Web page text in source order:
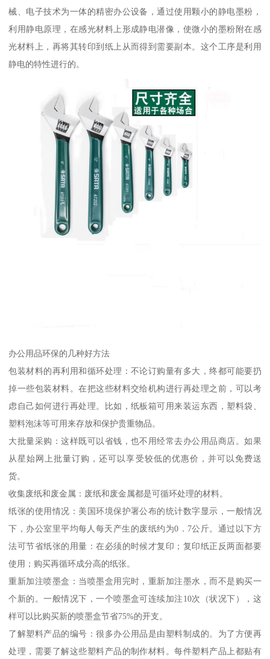
械、电子技术为一体的精密办公设备，通过使用颗小的静电墨粉，
利用静电原理，在感光材料上形成静电潜像，使微小的墨粉附在感
光材料上，再将其转印到纸上从而得到需要副本。这个工序是利用
静电的特性进行的。
办公用品环保的几种好方法
包装材料的再利用和循环处理：不论订购量有多大，终都可能要扔
掉一些包装材料。在把这些材料交给机构进行再处理之前，可以考
虑自己如何进行再处理。比如，纸板箱可用来装运东西，塑料袋、
塑料泡沫等可用来存放和保护贵重物品。
大批量采购：这样既可以省钱，也不用经常去办公用品商店。如果
从星始网上批量订购，还可以享受较低的优惠价，并可以免费送
货。
收集废纸和废金属：废纸和废金属都是可循环处理的材料。
纸张的使用情况：美国环境保护署公布的统计数字显示，一般情况
下，办公室里平均每人每天产生的废纸约为0．7公斤。通过以下方
法可节省纸张的用量：在必须的时候才复印；复印纸正反两面都要
使用；购买再循环成分高的纸张。
重新加注喷墨盒：当喷墨盒用完时，重新加注墨水，而不是购买一
个新的。一般情况下，一个喷墨盒可连续加注10次（状况下），这
样可以比购买新的喷墨盒节省75%的开支。
了解塑料产品的编号：很多办公用品是由塑料制成的。为了方便再
处理，需要了解这些塑料产品的制作材料。每件塑料产品上都贴有